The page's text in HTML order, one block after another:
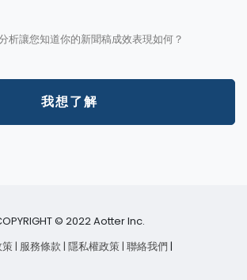
析讓您知道你的新聞稿成效表現如何？
我想了解
© 2022 Aotter Inc.
策 | 服務條款 | 隱私權政策 | 聯絡我們 |